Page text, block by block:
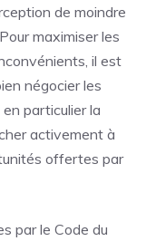
de moindre
maximiser les
il est
négocier les
en particulier la
activement à
offertes par
par le Code du